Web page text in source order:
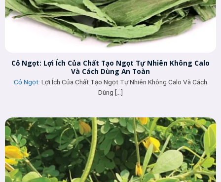
Cỏ Ngọt: Lợi Ích Của Chất Tạo Ngọt Tự Nhiên Không Calo
Và Cách Dùng An Toàn
Cỏ Ngọt: Lợi Ích Của Chất Tạo Ngọt Tự Nhiên Không Calo Và Cách
Dùng [...]